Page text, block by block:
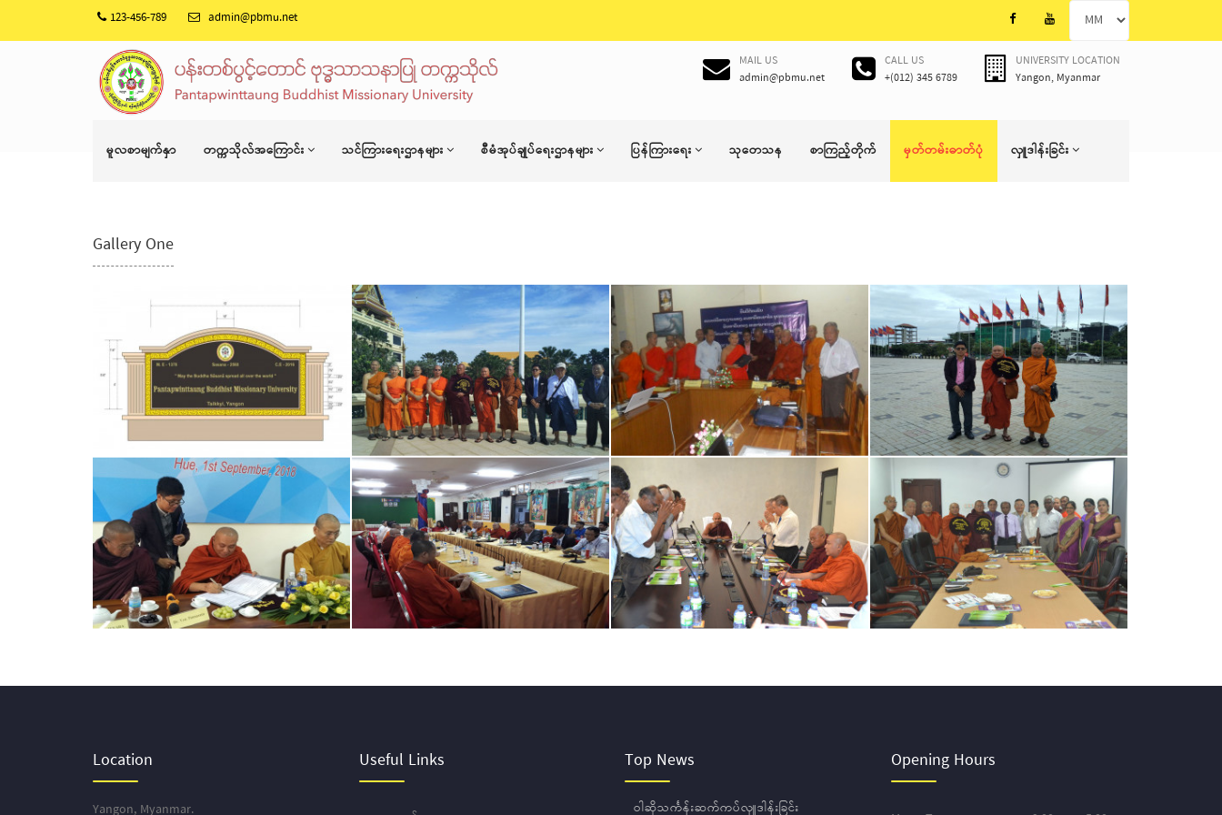
123-456-789 admin@pbmu.net
MAIL US
admin@pbmu.net
CALL US
+(012) 345 6789
UNIVERSITY LOCATION
Yangon, Myanmar
မူလစာမျက်နှာ တက္ကသိုလ်အကြောင်း သင်ကြားရေးဌာနများ စီမံအုပ်ချုပ်ရေးဌာနများ ပြန်ကြားရေး သုတေသန စာကြည့်တိုက် မှတ်တမ်းဓာတ်ပုံ လှူဒါန်းခြင်း
Gallery One
Location
Yangon, Myanmar.
Useful Links Top News
ဝါဆိုသင်္ကန်းဆက်ကပ်လှူဒါန်းခြင်း
Opening Hours